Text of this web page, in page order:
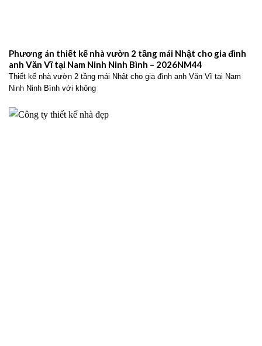
Phương án thiết kế nhà vườn 2 tầng mái Nhật cho gia đình
anh Văn Vĩ tại Nam Ninh Ninh Bình – 2026NM44
Thiết kế nhà vườn 2 tầng mái Nhật cho gia đình anh Văn Vĩ tại Nam
Ninh Ninh Bình với không